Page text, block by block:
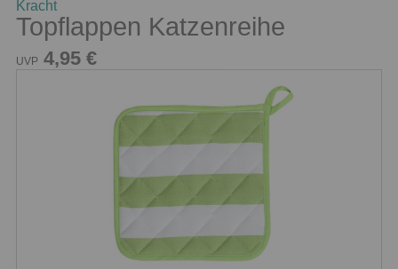
Kracht
Topflappen Katzenreihe
UVP 4,95 €